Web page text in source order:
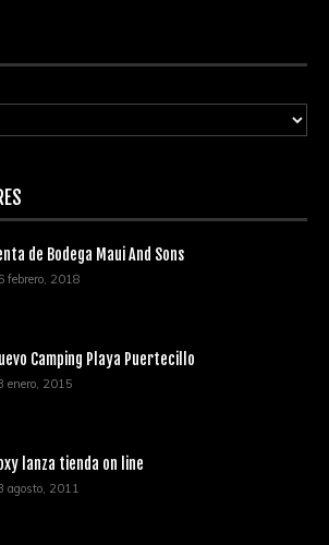
de Bodega Maui And Sons
febrero, 2018
Camping Playa Puertecillo
enero, 2015
lanza tienda on line
agosto, 2011